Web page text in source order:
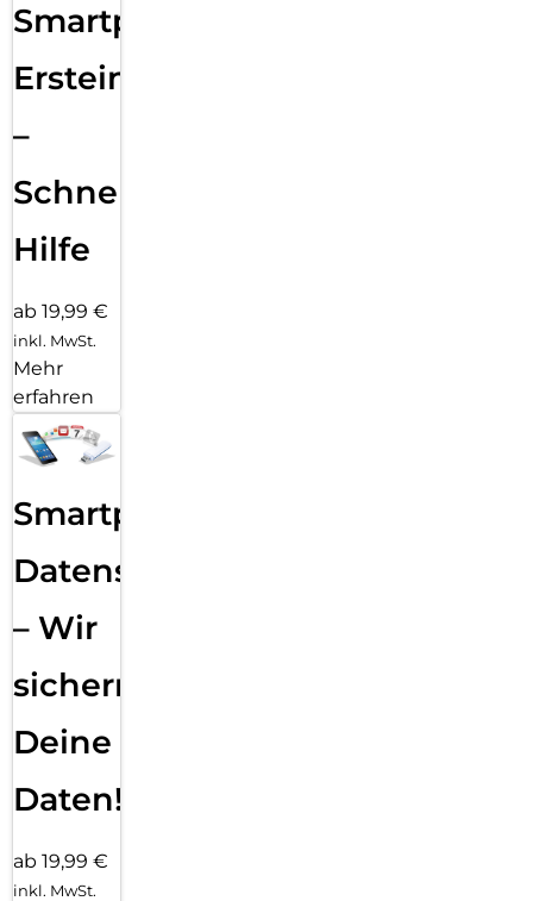
Smartphone
Ersteinrichtung
–
Schnelle
Hilfe
ab 19,99 €
inkl. MwSt.
Mehr
erfahren
Smartphone
Datensicherung
– Wir
sichern
Deine
Daten!
ab 19,99 €
inkl. MwSt.